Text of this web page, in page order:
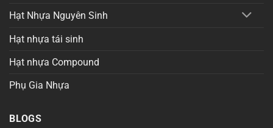
Hạt Nhựa Nguyên Sinh
Hạt nhựa tái sinh
Hạt nhựa Compound
Phụ Gia Nhựa
BLOGS